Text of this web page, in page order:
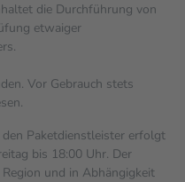
die Durchführung von
etwaiger
Vor Gebrauch stets
Paketdienstleister erfolgt
bis 18:00 Uhr. Der
und in Abhängigkeit